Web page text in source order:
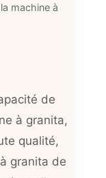
machine à
de
à granita,
qualité,
granita de